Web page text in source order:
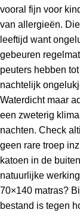
vooral fijn voor
van allergieën.
leeftijd want
gebeuren
peuters hebben
nachtelijk
Waterdicht maar
een zweterig
nachten. Check
geen rare troep
katoen in de
natuurlijke
70×140 matras?
bestand is tegen